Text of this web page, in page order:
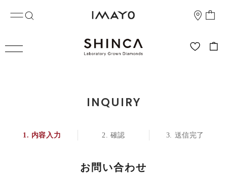
INQUIRY
内容入力 確認 送信完了
お問い合わせ